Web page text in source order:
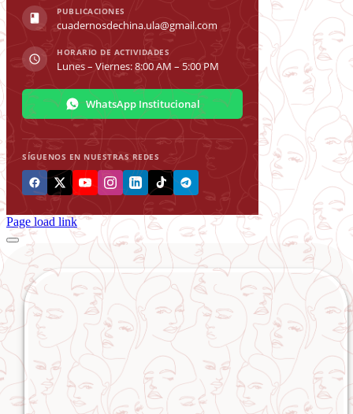
PUBLICACIONES
cuadernosdechina.ula@gmail.com
HORARIO DE ACTIVIDADES
Lunes – Viernes: 8:00 AM – 5:00 PM
WhatsApp Institucional
SÍGUENOS EN NUESTRAS REDES
Page load link